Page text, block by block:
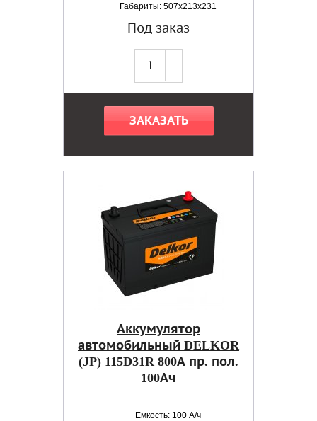
Габариты: 507x213x231
Под заказ
ЗАКАЗАТЬ
Аккумулятор
автомобильный DELKOR
(JP) 115D31R 800А пр. пол.
100Ач
Емкость: 100 А/ч